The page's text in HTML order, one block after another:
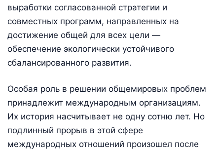
выработки согласованной стратегии и
совместных программ, направленных на
достижение общей для всех цели —
обеспечение экологически устойчивого
сбалансированного развития.
Особая роль в решении общемировых проблем
принадлежит международным организациям.
Их история насчитывает не одну сотню лет. Но
подлинный прорыв в этой сфере
международных отношений произошел после